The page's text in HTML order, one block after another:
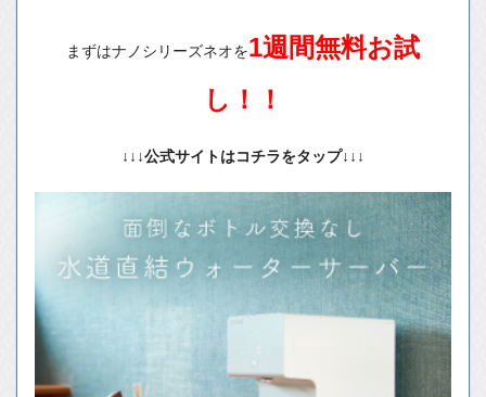
まずはナノシリーズネオを1週間無料お試
し！！
↓↓↓公式サイトはコチラをタップ↓↓↓